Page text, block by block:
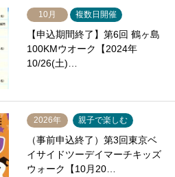
10月 複数日開催
【申込期間終了】第6回 鶴ヶ島
100KMウオーク【2024年
10/26(土)…
2026年 親子で楽しむ
（事前申込終了）第3回東京ベ
イサイドツーデイマーチキッズ
ウォーク【10月20…